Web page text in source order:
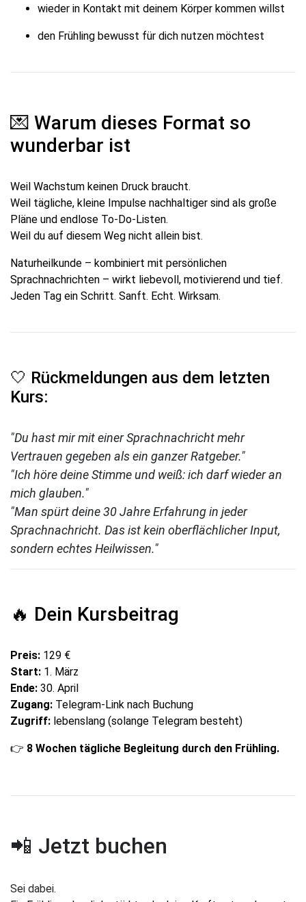
wieder in Kontakt mit deinem Körper kommen willst
den Frühling bewusst für dich nutzen möchtest
💌 Warum dieses Format so
wunderbar ist
Weil Wachstum keinen Druck braucht.
Weil tägliche, kleine Impulse nachhaltiger sind als große
Pläne und endlose To-Do-Listen.
Weil du auf diesem Weg nicht allein bist.
Naturheilkunde – kombiniert mit persönlichen
Sprachnachrichten – wirkt liebevoll, motivierend und tief.
Jeden Tag ein Schritt. Sanft. Echt. Wirksam.
🤍 Rückmeldungen aus dem letzten
Kurs:
"Du hast mir mit einer Sprachnachricht mehr
Vertrauen gegeben als ein ganzer Ratgeber."
"Ich höre deine Stimme und weiß: ich darf wieder an
mich glauben."
"Man spürt deine 30 Jahre Erfahrung in jeder
Sprachnachricht. Das ist kein oberflächlicher Input,
sondern echtes Heilwissen."
🔥 Dein Kursbeitrag
Preis: 129 €
Start: 1. März
Ende: 30. April
Zugang: Telegram-Link nach Buchung
Zugriff: lebenslang (solange Telegram besteht)
👉 8 Wochen tägliche Begleitung durch den Frühling.
📲 Jetzt buchen
Sei dabei.